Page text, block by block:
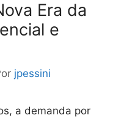
Era da
e
jpessini
a demanda por